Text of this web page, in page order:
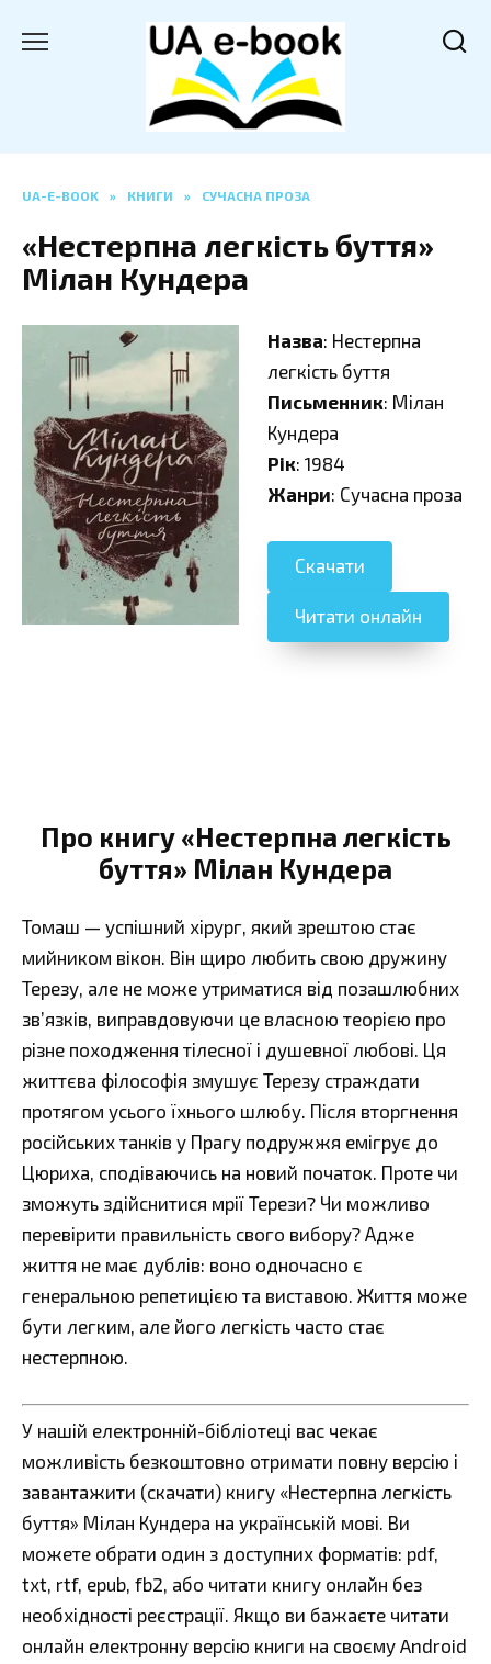
UA-E-BOOK » КНИГИ » СУЧАСНА ПРОЗА
«Нестерпна легкість буття»
Мілан Кундера
Назва: Нестерпна
легкість буття
Письменник: Мілан
Кундера
Рік: 1984
Жанри: Сучасна проза
Скачати
Читати онлайн
Про книгу «Нестерпна легкість
буття» Мілан Кундера
Томаш — успішний хірург, який зрештою стає
мийником вікон. Він щиро любить свою дружину
Терезу, але не може утриматися від позашлюбних
зв’язків, виправдовуючи це власною теорією про
різне походження тілесної і душевної любові. Ця
життєва філософія змушує Терезу страждати
протягом усього їхнього шлюбу. Після вторгнення
російських танків у Прагу подружжя емігрує до
Цюриха, сподіваючись на новий початок. Проте чи
зможуть здійснитися мрії Терези? Чи можливо
перевірити правильність свого вибору? Адже
життя не має дублів: воно одночасно є
генеральною репетицією та виставою. Життя може
бути легким, але його легкість часто стає
нестерпною.
У нашій електронній-бібліотеці вас чекає
можливість безкоштовно отримати повну версію і
завантажити (скачати) книгу «Нестерпна легкість
буття» Мілан Кундера на українській мові. Ви
можете обрати один з доступних форматів: pdf,
txt, rtf, epub, fb2, або читати книгу онлайн без
необхідності реєстрації. Якщо ви бажаєте читати
онлайн електронну версію книги на своєму Android